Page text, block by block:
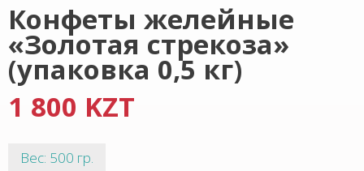
Конфеты желейные
«Золотая стрекоза»
(упаковка 0,5 кг)
1 800 KZT
Вес: 500 гр.